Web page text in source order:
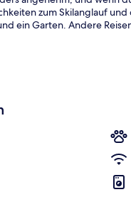
zum Skilanglauf
ein Garten. Andere